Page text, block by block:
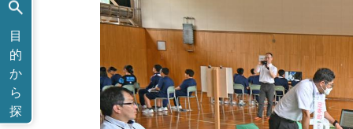
目
的
か
ら
探